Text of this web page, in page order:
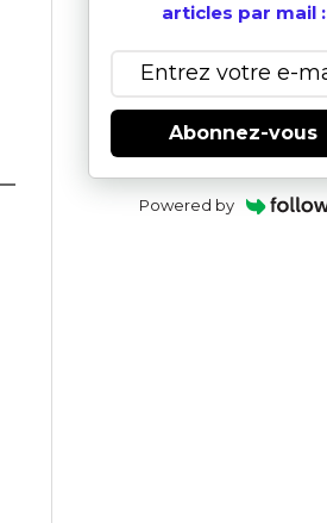
articles par mail :
Abonnez-vous
Powered by